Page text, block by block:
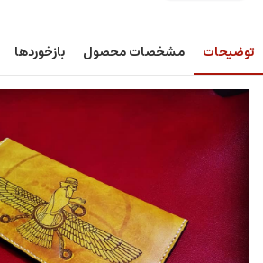
توضیحات مشخصات محصول بازخوردها